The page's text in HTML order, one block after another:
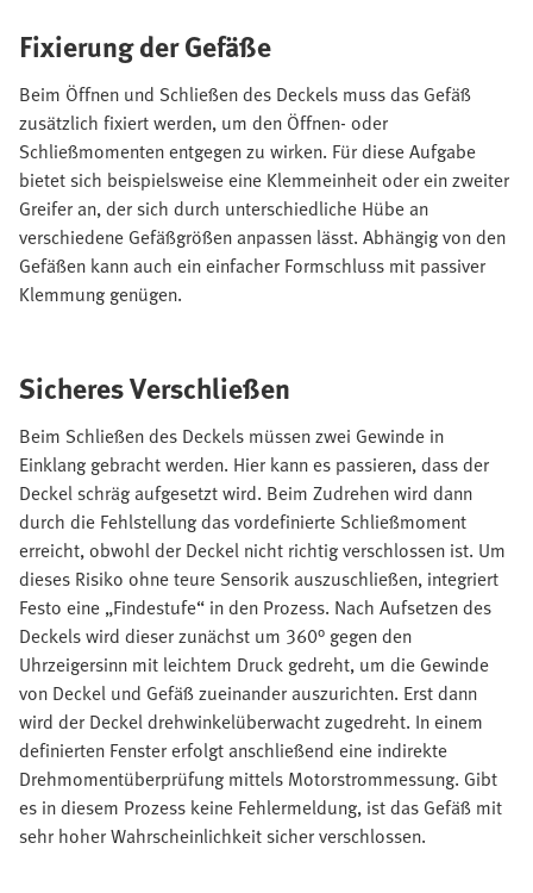
Fixierung der Gefäße
Beim Öffnen und Schließen des Deckels muss das Gefäß
zusätzlich fixiert werden, um den Öffnen- oder
Schließmomenten entgegen zu wirken. Für diese Aufgabe
bietet sich beispielsweise eine Klemmeinheit oder ein zweiter
Greifer an, der sich durch unterschiedliche Hübe an
verschiedene Gefäßgrößen anpassen lässt. Abhängig von den
Gefäßen kann auch ein einfacher Formschluss mit passiver
Klemmung genügen.
Sicheres Verschließen
Beim Schließen des Deckels müssen zwei Gewinde in
Einklang gebracht werden. Hier kann es passieren, dass der
Deckel schräg aufgesetzt wird. Beim Zudrehen wird dann
durch die Fehlstellung das vordefinierte Schließmoment
erreicht, obwohl der Deckel nicht richtig verschlossen ist. Um
dieses Risiko ohne teure Sensorik auszuschließen, integriert
Festo eine „Findestufe“ in den Prozess. Nach Aufsetzen des
Deckels wird dieser zunächst um 360° gegen den
Uhrzeigersinn mit leichtem Druck gedreht, um die Gewinde
von Deckel und Gefäß zueinander auszurichten. Erst dann
wird der Deckel drehwinkelüberwacht zugedreht. In einem
definierten Fenster erfolgt anschließend eine indirekte
Drehmomentüberprüfung mittels Motorstrommessung. Gibt
es in diesem Prozess keine Fehlermeldung, ist das Gefäß mit
sehr hoher Wahrscheinlichkeit sicher verschlossen.